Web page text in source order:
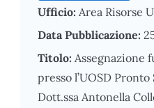
Ufficio: Area Risorse
Data Pubblicazione:
Titolo: Assegnazione
presso l’UOSD
Dott.ssa Antonella